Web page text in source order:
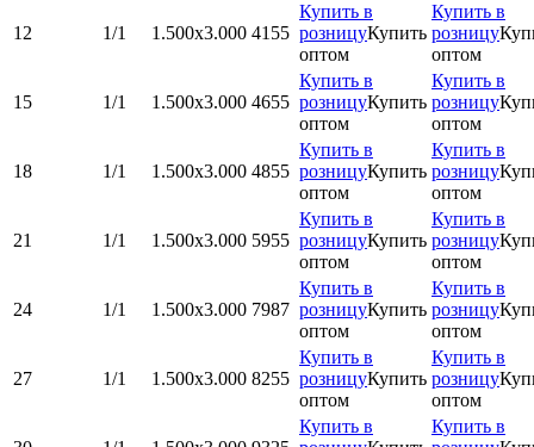
12 1/1 1.500x3.000 4155
Купить в
розницуКупить
оптом
Купить в
розницу
оптом
15 1/1 1.500x3.000 4655
Купить в
розницуКупить
оптом
Купить в
розницу
оптом
18 1/1 1.500x3.000 4855
Купить в
розницуКупить
оптом
Купить в
розницу
оптом
21 1/1 1.500x3.000 5955
Купить в
розницуКупить
оптом
Купить в
розницу
оптом
24 1/1 1.500x3.000 7987
Купить в
розницуКупить
оптом
Купить в
розницу
оптом
27 1/1 1.500x3.000 8255
Купить в
розницуКупить
оптом
Купить в
розницу
оптом
Купить в
Купить в